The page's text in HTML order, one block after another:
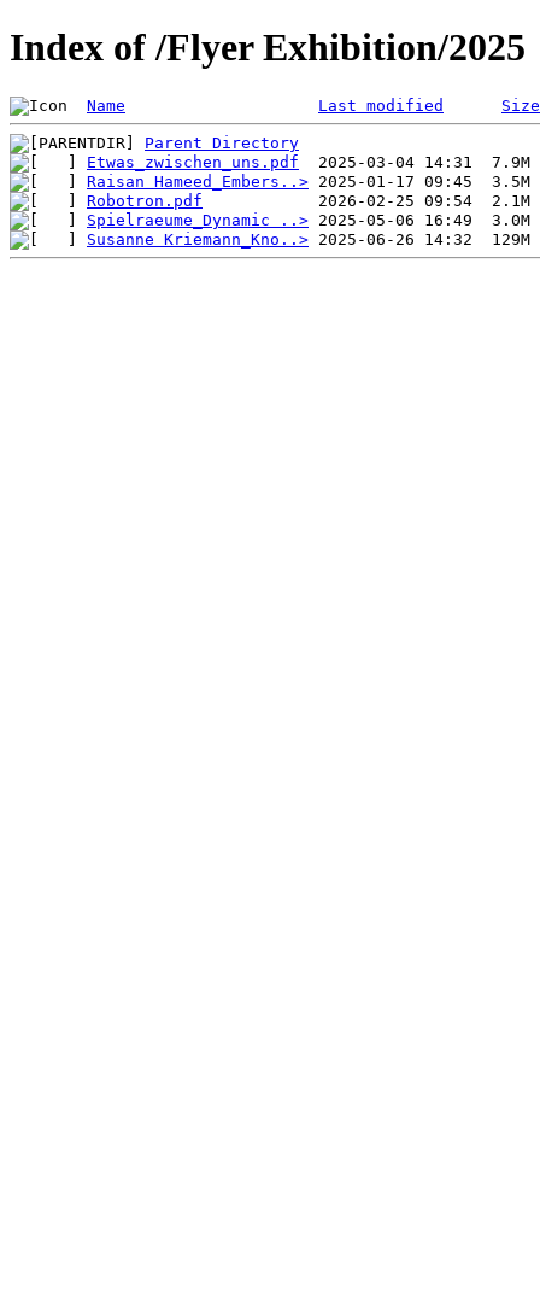
Index of /Flyer Exhibition/2025
Name Last modified Size
Parent Directory
Etwas_zwischen_uns.pdf
Raisan Hameed_Embers..>
Robotron.pdf
Spielraeume_Dynamic ..>
Susanne Kriemann_Kno..>